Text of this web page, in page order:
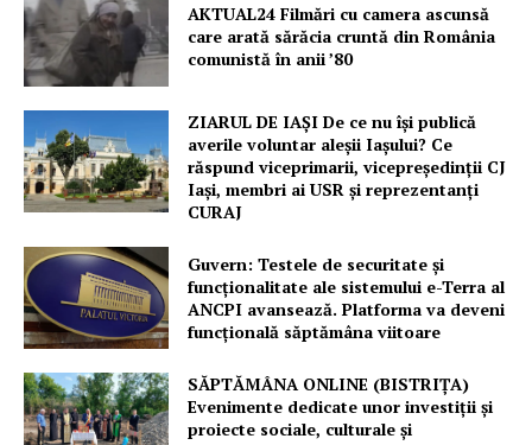
AKTUAL24 Filmări cu camera ascunsă
care arată sărăcia cruntă din România
comunistă în anii ’80
ZIARUL DE IAȘI De ce nu își publică
averile voluntar aleșii Iașului? Ce
răspund viceprimarii, vicepreședinții CJ
Iași, membri ai USR și reprezentanți
CURAJ
Guvern: Testele de securitate și
funcționalitate ale sistemului e-Terra al
ANCPI avansează. Platforma va deveni
funcțională săptămâna viitoare
SĂPTĂMÂNA ONLINE (BISTRIȚA)
Evenimente dedicate unor investiții și
proiecte sociale, culturale și